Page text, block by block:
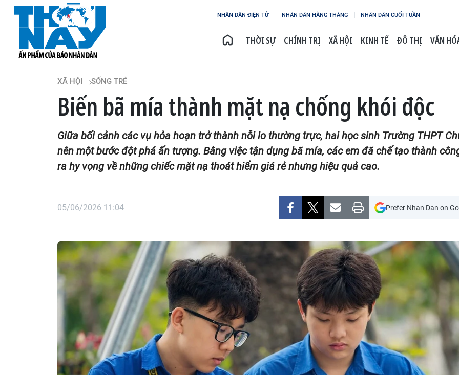
NHÂN DÂN ĐIỆN TỬ NHÂN DÂN HẰNG THÁNG NHÂN DÂN CUỐI TUẦN
THỜI SỰ CHÍNH TRỊ XÃ HỘI KINH TẾ ĐÔ THỊ VĂN
XÃ HỘI SỐNG TRẺ
Biến bã mía thành mặt nạ chống khói độc
Giữa bối cảnh các vụ hỏa hoạn trở thành nỗi lo thường trực, hai học sinh Trường THPT
nên một bước đột phá ấn tượng. Bằng việc tận dụng bã mía, các em đã chế tạo thành
ra hy vọng về những chiếc mặt nạ thoát hiểm giá rẻ nhưng hiệu quả cao.
05/06/2026 11:04 Prefer Nhan Dan on